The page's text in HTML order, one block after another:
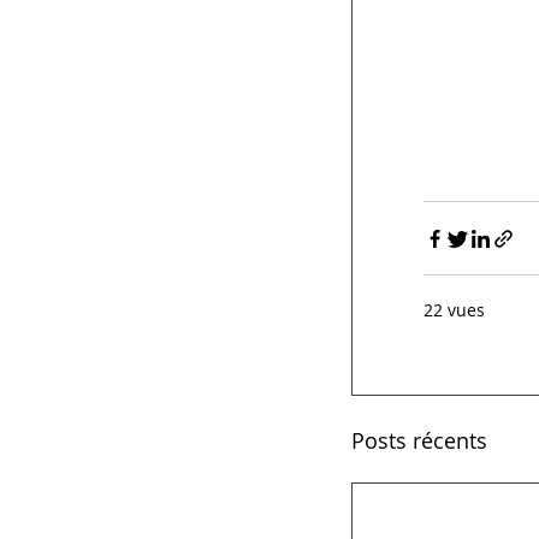
22 vues
Posts récents